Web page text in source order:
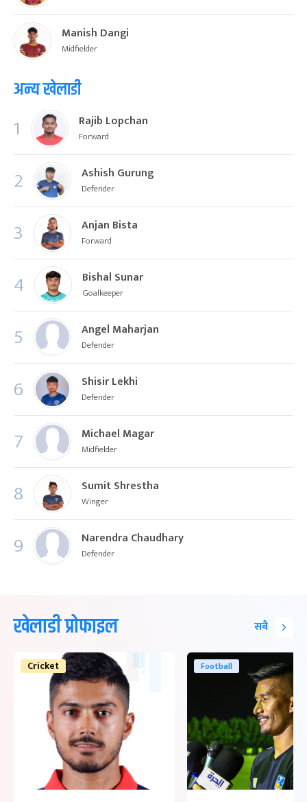
Manish Dangi
Midfielder
अन्य खेलाडी
1 Rajib Lopchan
Forward
2 Ashish Gurung
Defender
3 Anjan Bista
Forward
4 Bishal Sunar
Goalkeeper
5 Angel Maharjan
Defender
6 Shisir Lekhi
Defender
7 Michael Magar
Midfielder
8 Sumit Shrestha
Winger
9 Narendra Chaudhary
Defender
खेलाडी प्रोफाइल सबै
Cricket Football